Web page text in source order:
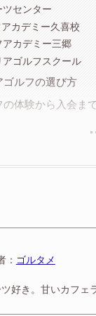
センター
カデミー久喜校
カデミー三郷
アゴルフスクール
ルフの選び方
の体験から入会ま
： ゴルタメ
好き。甘いカフェ